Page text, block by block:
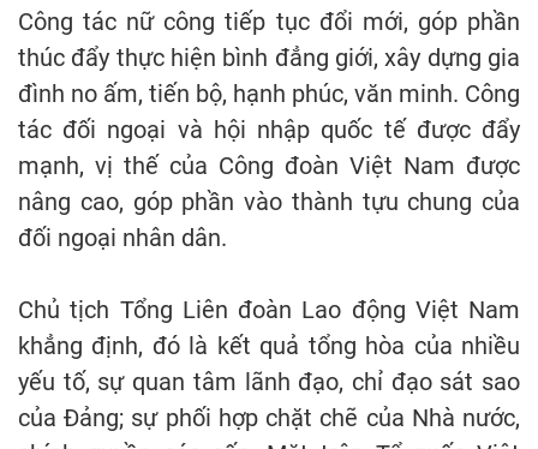
Công tác nữ công tiếp tục đổi mới, góp phần
thúc đẩy thực hiện bình đẳng giới, xây dựng gia
đình no ấm, tiến bộ, hạnh phúc, văn minh. Công
tác đối ngoại và hội nhập quốc tế được đẩy
mạnh, vị thế của Công đoàn Việt Nam được
nâng cao, góp phần vào thành tựu chung của
đối ngoại nhân dân.
Chủ tịch Tổng Liên đoàn Lao động Việt Nam
khẳng định, đó là kết quả tổng hòa của nhiều
yếu tố, sự quan tâm lãnh đạo, chỉ đạo sát sao
của Đảng; sự phối hợp chặt chẽ của Nhà nước,